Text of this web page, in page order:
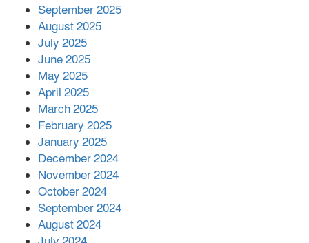
পর ফোন তারেক রহমানের,গ্যাস সঙ্কট
সহায়তা দিলেন সাচিং প্রু জেরী
September 2025
August 2025
July 2025
June 2025
May 2025
April 2025
March 2025
February 2025
January 2025
December 2024
November 2024
October 2024
September 2024
August 2024